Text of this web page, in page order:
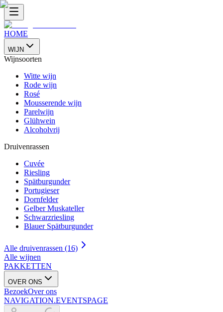
HOME
WIJN
Wijnsoorten
Witte wijn
Rode wijn
Rosé
Mousserende wijn
Parelwijn
Glühwein
Alcoholvrij
Druivenrassen
Cuvée
Riesling
Spätburgunder
Portugieser
Dornfelder
Gelber Muskateller
Schwarzriesling
Blauer Spätburgunder
Alle druivenrassen (16)
Alle wijnen
PAKKETTEN
OVER ONS
BezoekOver ons
NAVIGATION.EVENTSPAGE